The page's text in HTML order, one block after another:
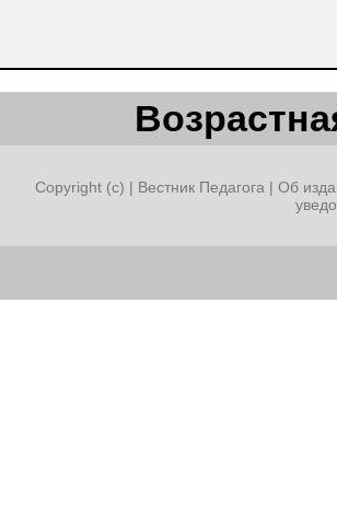
Copyright (c) | Вестник Педагога | Об